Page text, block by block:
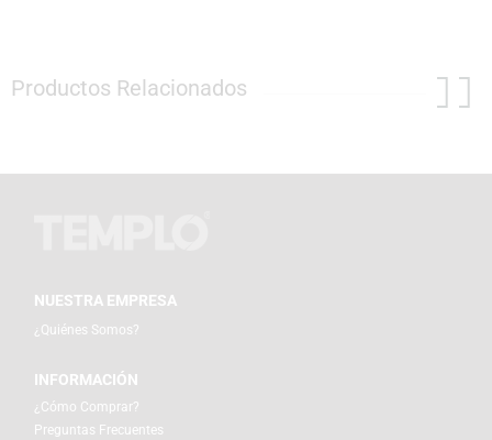
Productos Relacionados
NUESTRA EMPRESA
¿Quiénes Somos?
INFORMACIÓN
¿Cómo Comprar?
Preguntas Frecuentes